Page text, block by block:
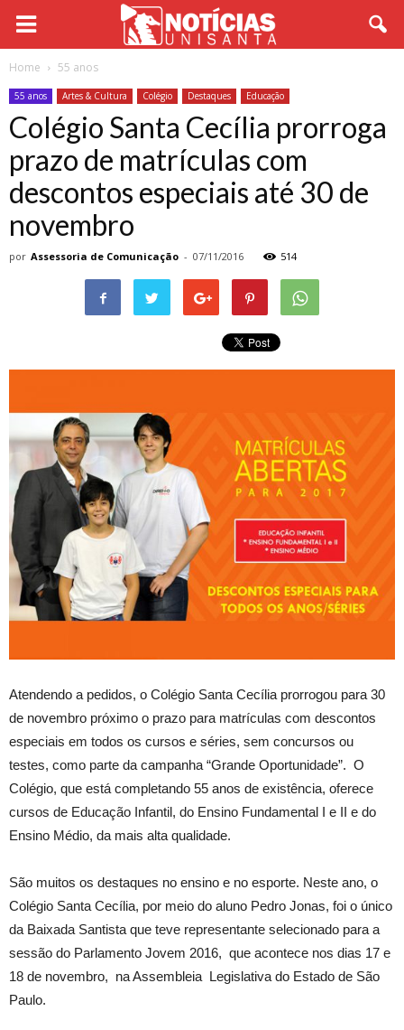
Home 55 anos
55 anos Artes & Cultura Colégio Destaques Educação
Colégio Santa Cecília prorroga
prazo de matrículas com
descontos especiais até 30 de
novembro
por Assessoria de Comunicação - 07/11/2016 514
Atendendo a pedidos, o Colégio Santa Cecília prorrogou para 30
de novembro próximo o prazo para matrículas com descontos
especiais em todos os cursos e séries, sem concursos ou
testes, como parte da campanha “Grande Oportunidade”. O
Colégio, que está completando 55 anos de existência, oferece
cursos de Educação Infantil, do Ensino Fundamental I e II e do
Ensino Médio, da mais alta qualidade.
São muitos os destaques no ensino e no esporte. Neste ano, o
Colégio Santa Cecília, por meio do aluno Pedro Jonas, foi o único
da Baixada Santista que teve representante selecionado para a
sessão do Parlamento Jovem 2016, que acontece nos dias 17 e
18 de novembro, na Assembleia Legislativa do Estado de São
Paulo.